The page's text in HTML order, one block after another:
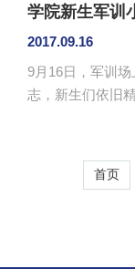
学院新生军训
2017.09.16
9月16日，军训
志，新生们依旧
互动，给他们疲惫的
脚”的游戏让许
首页